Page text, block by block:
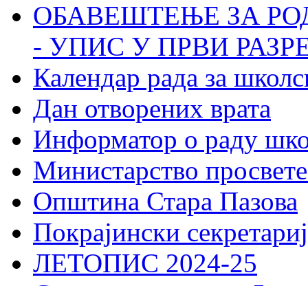
ОБАВЕШТЕЊЕ ЗА
- УПИС У ПРВИ
Календар рада за
Дан отворених врата
Информатор о раду
Министарство
Општина Стара Пазова
Покрајински
ЛЕТОПИС 2024-25